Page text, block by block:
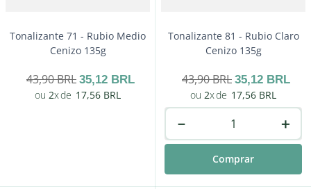
Tonalizante 71 - Rubio Medio
Cenizo 135g
43,90BRL 35,12 BRL
2
17,56 BRL
Tonalizante 81 - Rubio Claro
Cenizo 135g
43,90BRL 35,12 BRL
2
17,56 BRL
＋
－
Comprar